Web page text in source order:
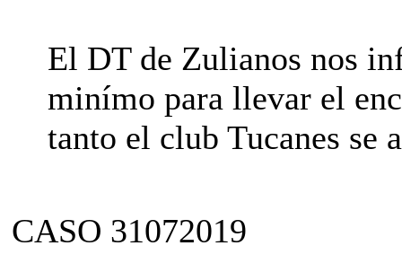
El DT de Zulianos nos
minímo para llevar el
tanto el club Tucanes se
CASO 31072019